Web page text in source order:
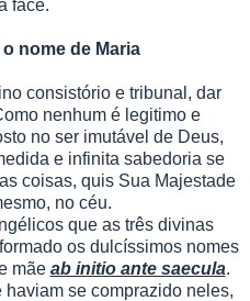
face.
nome de Maria
consistório e tribunal, dar
nenhum é legitimo e
no ser imutável de Deus,
e infinita sabedoria se
coisas, quis Sua Majestade
no céu.
que as três divinas
os dulcíssimos nomes
mãe ab initio ante saecula.
se comprazido neles,